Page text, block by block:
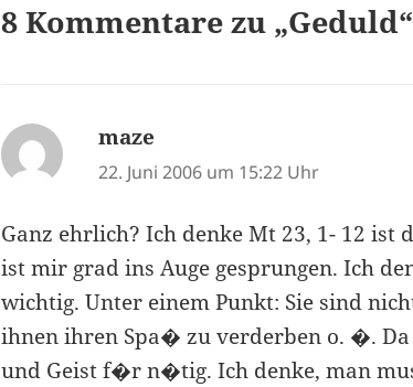
8 Kommentare zu „Geduld“
maze
22. Juni 2006 um 15:22 Uhr
Ganz ehrlich? Ich denke Mt 23, 1- 12 ist
ist mir grad ins Auge gesprungen. Ich
wichtig. Unter einem Punkt: Sie sind
ihnen ihren Spa� zu verderben o. �.
und Geist f�r n�tig. Ich denke, man